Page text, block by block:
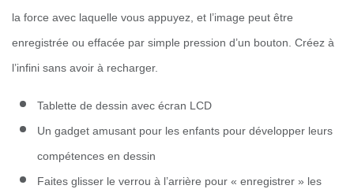
la force avec laquelle vous appuyez, et l’image peut être
enregistrée ou effacée par simple pression d’un bouton. Créez à
l’infini sans avoir à recharger.
Tablette de dessin avec écran LCD
Un gadget amusant pour les enfants pour développer leurs
compétences en dessin
Faites glisser le verrou à l’arrière pour « enregistrer » les